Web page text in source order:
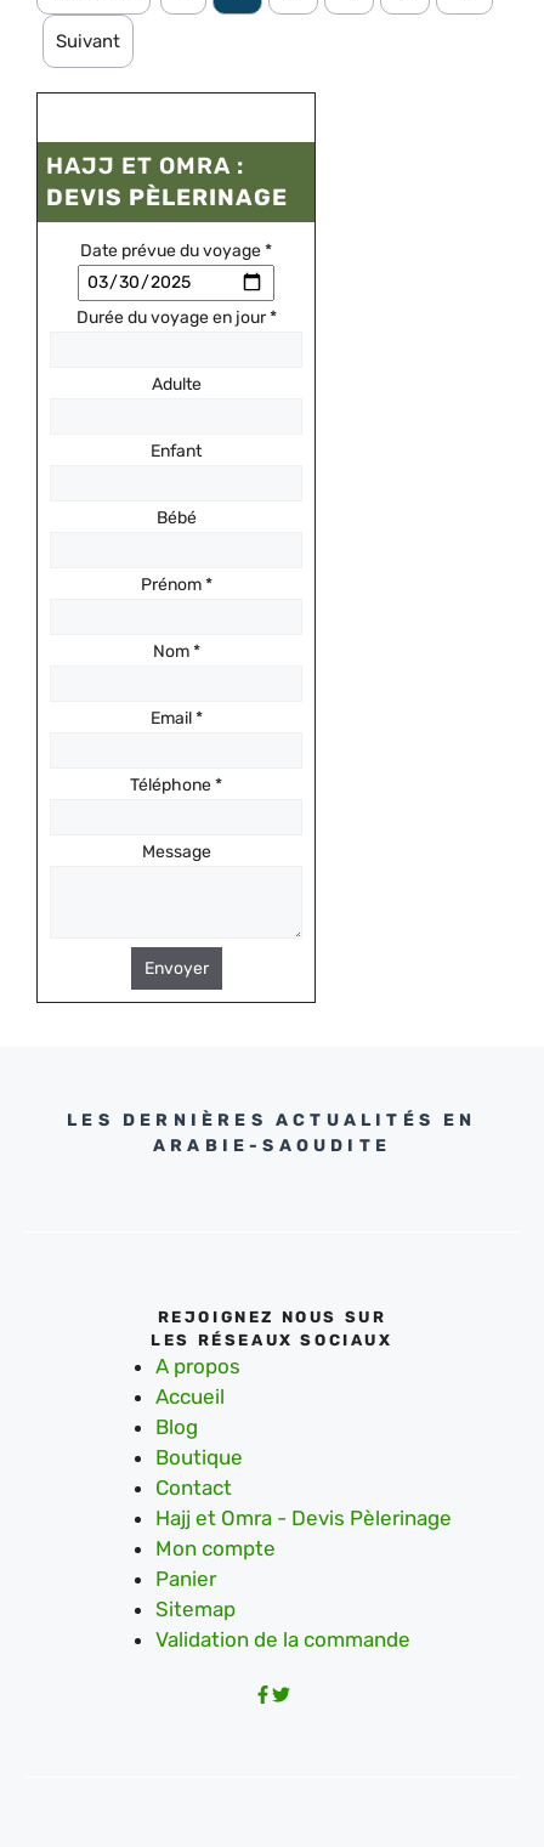
Suivant
HAJJ ET OMRA :
DEVIS PÈLERINAGE
Date prévue du voyage*
Durée du voyage en jour*
Adulte
Enfant
Bébé
Prénom*
Nom*
Email*
Téléphone*
Message
Envoyer
LES DERNIÈRES ACTUALITÉS EN
ARABIE-SAOUDITE
REJOIGNEZ NOUS SUR
LES RÉSEAUX SOCIAUX
A propos
Accueil
Blog
Boutique
Contact
Hajj et Omra - Devis Pèlerinage
Mon compte
Panier
Sitemap
Validation de la commande